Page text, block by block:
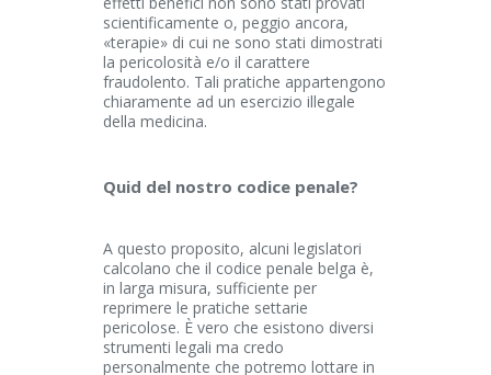
scientificamente o, peggio ancora,
«terapie» di cui ne sono stati dimostrati
la pericolosità e/o il carattere
fraudolento. Tali pratiche appartengono
chiaramente ad un esercizio illegale
della medicina.
Quid del nostro codice penale?
A questo proposito, alcuni legislatori
calcolano che il codice penale belga è,
in larga misura, sufficiente per
reprimere le pratiche settarie
pericolose. È vero che esistono diversi
strumenti legali ma credo
personalmente che potremo lottare in